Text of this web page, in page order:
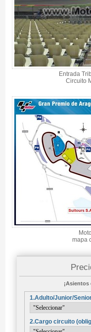
Entrada
Circuito
mapa
1.Adulto/Junior/
2.Cargo circuito